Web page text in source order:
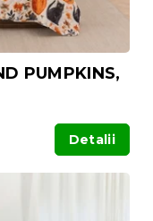
PUMPKINS,
Detalii